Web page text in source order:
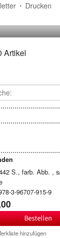
Drucken
Artikel
S., farb. Abb. ,
3-96707-915-9
Bestellen
hinzufügen